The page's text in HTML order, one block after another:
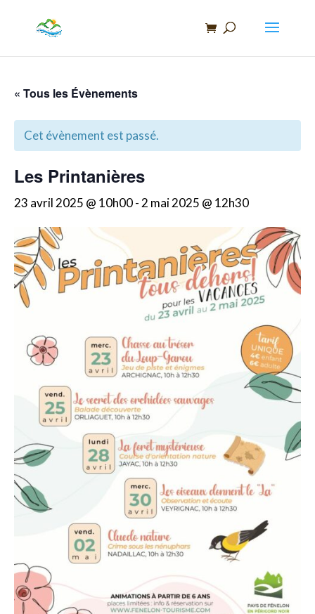
« Tous les Évènements
Cet évènement est passé.
Les Printanières
23 avril 2025 @ 10h00- 2 mai 2025 @ 12h30